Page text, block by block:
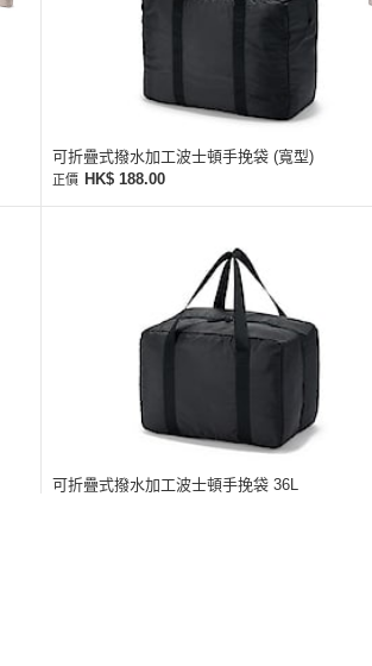
可折疊式撥水加工波士頓手挽袋 (寬型)
正價 HK$ 188.00
可折疊式撥水加工波士頓手挽袋 36L